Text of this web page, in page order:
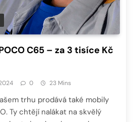
C65 – za 3 tisíce Kč
0 23 Mins
trhu prodává také mobily
Ty chtějí nalákat na skvělý